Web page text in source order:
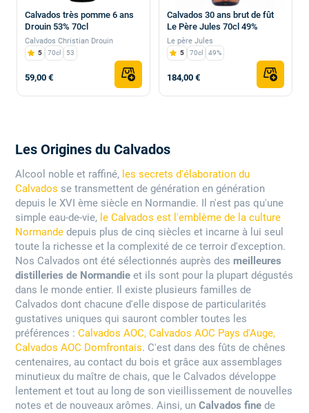
Calvados très pomme 6 ans
Drouin 53% 70cl
Calvados Christian Drouin
5 70cl 53
59,00 €
Calvados 30 ans brut de fût
Le Père Jules 70cl 49%
Le père Jules
5 70cl 49%
184,00 €
Les Origines du Calvados
Alcool noble et raffiné, les secrets d'élaboration du
Calvados se transmettent de génération en génération
depuis le XVI ème siècle en Normandie. Il n'est pas qu'une
simple eau-de-vie, le Calvados est l'emblème de la culture
Normande depuis plus de cinq siècles et incarne à lui seul
toute la richesse et la complexité de ce terroir d'exception.
Nos Calvados ont été sélectionnés auprès des meilleures
distilleries de Normandie et ils sont pour la plupart dégustés
dans le monde entier. Il existe plusieurs familles de
Calvados dont chacune d'elle dispose de particularités
gustatives uniques qui sauront combler toutes les
préférences :Calvados AOC, Calvados AOC Pays d'Auge,
Calvados AOC Domfrontais. C'est dans des fûts de chênes
centenaires, au contact du bois et grâce aux assemblages
minutieux du maître de chais, que le Calvados développe
lentement et tout au long de son vieillissement de nouvelles
notes et de nouveaux arômes. Ainsi, unCalvados finede